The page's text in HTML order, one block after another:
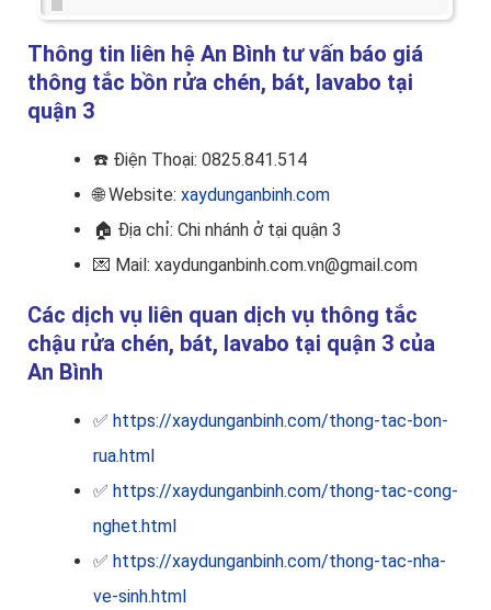
Thông tin liên hệ An Bình tư vấn báo giá
thông tắc bồn rửa chén, bát, lavabo tại
quận 3
☎️ Điện Thoại: 0825.841.514
🌐 Website: xaydunganbinh.com
🏠 Địa chỉ: Chi nhánh ở tại quận 3
💌 Mail: xaydunganbinh.com.vn@gmail.com
Các dịch vụ liên quan dịch vụ thông tắc
chậu rửa chén, bát, lavabo tại quận 3 của
An Bình
✅ https://xaydunganbinh.com/thong-tac-bon-
rua.html
✅ https://xaydunganbinh.com/thong-tac-cong-
nghet.html
✅ https://xaydunganbinh.com/thong-tac-nha-
ve-sinh.html